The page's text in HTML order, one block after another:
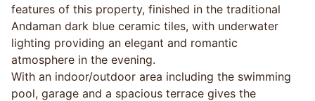
features of this property, finished in the traditional
Andaman dark blue ceramic tiles, with underwater
lighting providing an elegant and romantic
atmosphere in the evening.
With an indoor/outdoor area including the swimming
pool, garage and a spacious terrace gives the